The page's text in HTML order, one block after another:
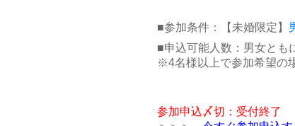
■参加条件：【未婚限定】
■申込可能人数：男女とも
※4名様以上で参加希望の
参加申込〆切：受付終了